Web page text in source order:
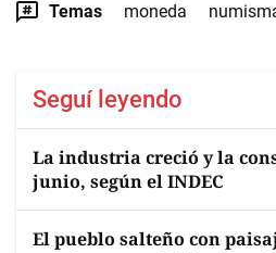
Temas moneda
Seguí leyendo
La industria creció y la
junio, según el INDEC
El pueblo salteño con